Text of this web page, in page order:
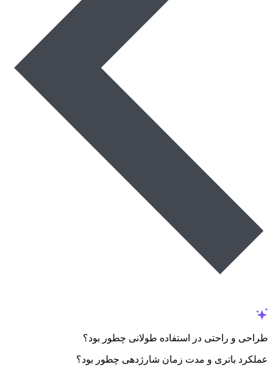
طراحی و راحتی در استفاده طولانی چطور بود؟
عملکرد باتری و مدت زمان شارژدهی چطور بود؟